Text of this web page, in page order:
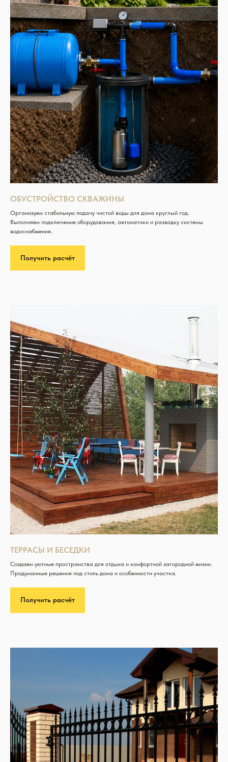
ОБУСТРОЙСТВО СКВАЖИНЫ
Организуем стабильную подачу чистой воды для дома круглый год.
Выполняем подключение оборудования, автоматики и разводку системы
водоснабжения.
Получить расчёт
ТЕРРАСЫ И БЕСЕДКИ
Создаем уютные пространства для отдыха и комфортной загородной жизни.
Продуманные решения под стиль дома и особенности участка.
Получить расчёт